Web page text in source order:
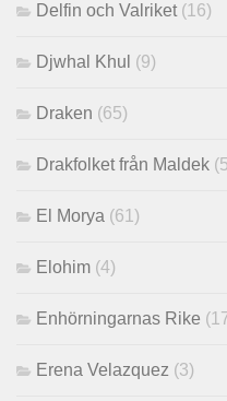
Delfin och Valriket (16)
Djwhal Khul (9)
Draken (65)
Drakfolket från Maldek
El Morya (61)
Elohim (4)
Enhörningarnas Rike
Erena Velazquez (3)